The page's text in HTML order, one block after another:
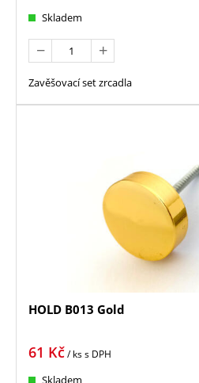
Skladem
Zavěšovací set zrcadla
HOLD B013 Gold
61 Kč/ kss DPH